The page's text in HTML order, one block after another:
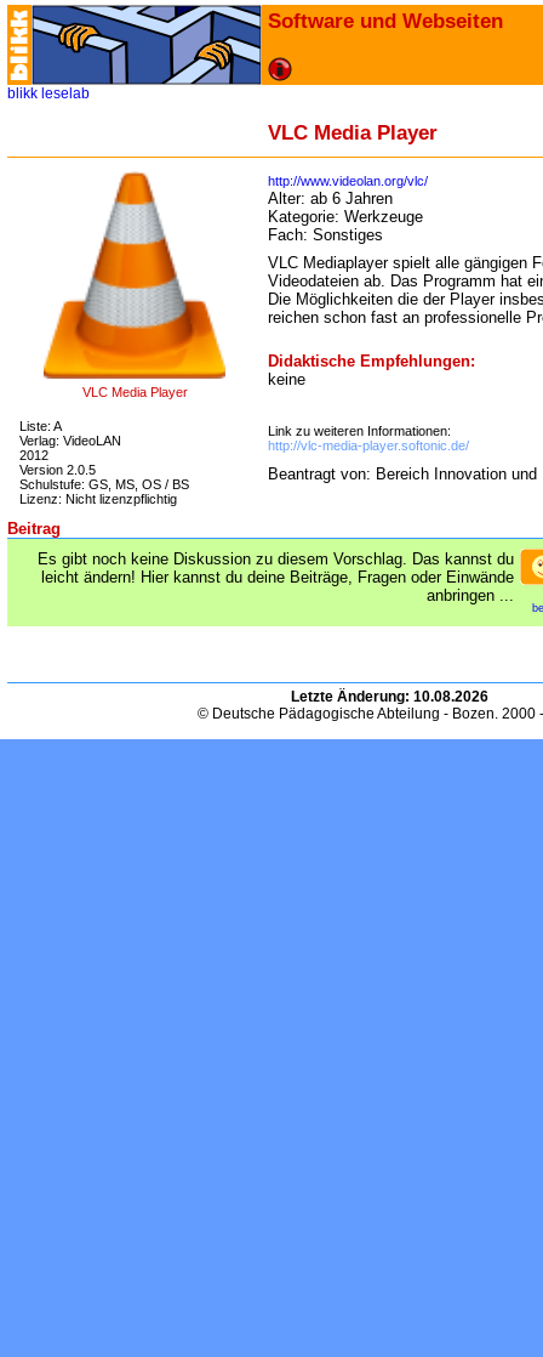
Software und Webseiten
blikk leselab
VLC Media Player
VLC Media Player
Liste: A
Verlag: VideoLAN
2012
Version 2.0.5
Schulstufe: GS, MS, OS / BS
Lizenz: Nicht lizenzpflichtig
http://www.videolan.org/vlc/
Alter: ab 6 Jahren
Kategorie: Werkzeuge
Fach: Sonstiges
VLC Mediaplayer spielt alle gängigen
Videodateien ab. Das Programm hat
Die Möglichkeiten die der Player
reichen schon fast an professionelle
Didaktische Empfehlungen:
keine
Link zu weiteren Informationen:
http://vlc-media-player.softonic.de/
Beantragt von: Bereich Innovation und
Beitrag
Es gibt noch keine Diskussion zu diesem Vorschlag. Das kannst du
leicht ändern! Hier kannst du deine Beiträge, Fragen oder Einwände
anbringen ...
Letzte Änderung: 10.08.2026
© Deutsche Pädagogische Abteilung - Bozen. 2000